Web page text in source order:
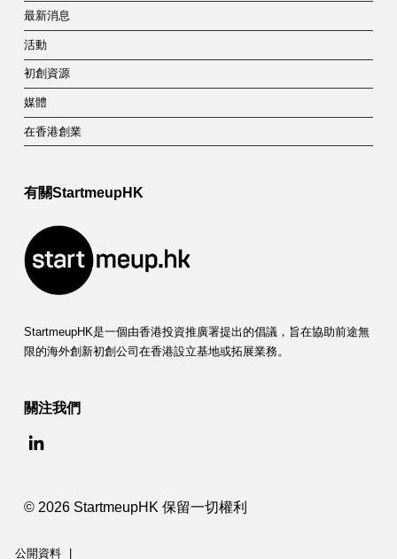
最新消息
活動
初創資源
媒體
在香港創業
有關StartmeupHK
StartmeupHK是一個由香港投資推廣署提出的倡議，旨在協助前途無
限的海外創新初創公司在香港設立基地或拓展業務。
關注我們
© 2026 StartmeupHK 保留一切權利
公開資料